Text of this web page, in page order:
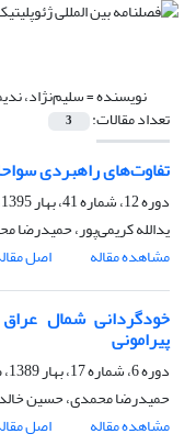
نویسنده =سلیم‌نژاد،
تعداد مقالات: 3
تفاوت‌های راهبردی
دوره 12، شماره 41، بهار 1395، صفحه
یدالله کریمی‌پور،
مشاهده مقاله
اصل
خودگردانی شمال عراق
پیرامونی
دوره 6، شماره 17، بهار 1389، صفحه
حمیدرضا محمدی، حسین
مشاهده مقاله
اصل